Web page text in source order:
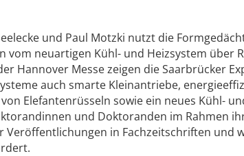
und Paul Motzki nutzt die
vom neuartigen Kühl- und Heizsystem über
Hannover Messe zeigen die Saarbrücker
auch smarte Kleinantriebe,
Elefantenrüsseln sowie ein neues Kühl-
und Doktoranden im Rahmen
Veröffentlichungen in Fachzeitschriften und